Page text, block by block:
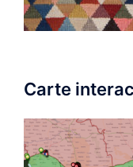
Carte